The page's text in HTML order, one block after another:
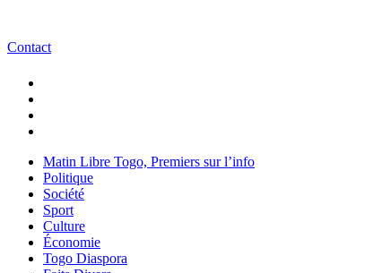
Contact
Matin Libre Togo, Premiers sur l’info
Politique
Société
Sport
Culture
Économie
Togo Diaspora